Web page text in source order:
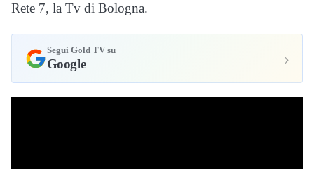
Rete 7, la Tv di Bologna.
Segui Gold TV su
Google ›